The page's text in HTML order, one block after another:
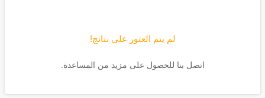
لم يتم العثور على نتائج!
اتصل بنا للحصول على مزيد من المساعدة.